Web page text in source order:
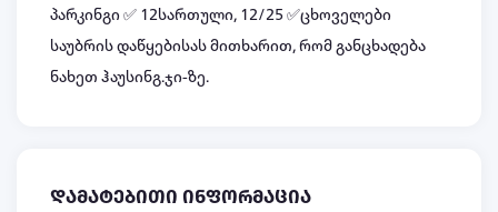
პარკინგი ✅️ 12სართული, 12/25 ✅ცხოველები
საუბრის დაწყებისას მითხარით, რომ განცხადება
ნახეთ ჰაუსინგ.ჯი-ზე.
დამატებითი ინფორმაცია